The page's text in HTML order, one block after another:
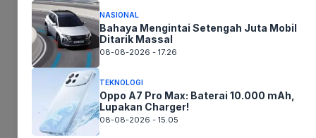
ChatGPT
Go + Data
Combo
(Pilihan)
Bervariasi 3 GB 1 Bulan
100
Tambahan
Benefit di
Halo+
– –
NASIONAL
Bahaya Mengintai Setengah Juta Mobil
Ditarik Massal
08-08-2026 - 17.26
TEKNOLOGI
Oppo A7 Pro Max: Baterai 10.000 mAh,
Lupakan Charger!
08-08-2026 - 15.05